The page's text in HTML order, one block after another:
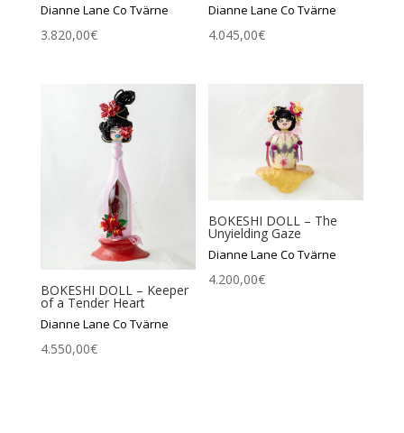
Dianne Lane Co Tvärne
3.820,00€
Dianne Lane Co Tvärne
4.045,00€
BOKESHI DOLL – Keeper
of a Tender Heart
Dianne Lane Co Tvärne
4.550,00€
BOKESHI DOLL – The
Unyielding Gaze
Dianne Lane Co Tvärne
4.200,00€